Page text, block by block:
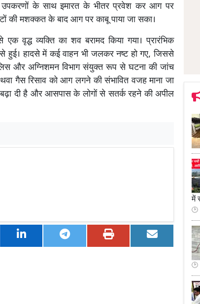
उपकरणों के साथ इमारत के भीतर प्रवेश कर आग पर
की मशक्कत के बाद आग पर काबू पाया जा सका।
वृद्ध व्यक्ति का शव बरामद किया गया। प्रारंभिक
हुई। हादसे में कई वाहन भी जलकर नष्ट हो गए, जिससे
और अग्निशमन विभाग संयुक्त रूप से घटना की जांच
गैस रिसाव को आग लगने की संभावित वजह माना जा
बढ़ा दी है और आसपास के लोगों से सतर्क रहने की अपील
में